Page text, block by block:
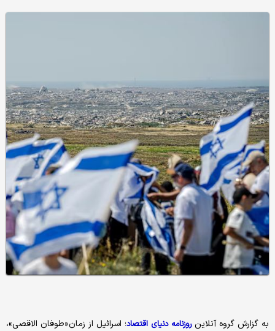
به گزارش گروه آنلاین روزنامه دنیای اقتصاد؛ اسرائیل از زمان «طوفان الاقصی»،